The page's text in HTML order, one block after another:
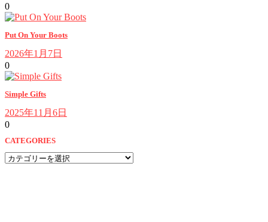
0
Put On Your Boots
2026年1月7日
0
Simple Gifts
2025年11月6日
0
CATEGORIES
CATEGORIES